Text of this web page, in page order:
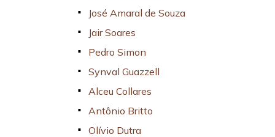
José Amaral de Souza
Jair Soares
Pedro Simon
Synval Guazzell
Alceu Collares
Antônio Britto
Olívio Dutra